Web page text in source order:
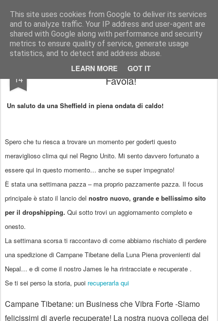
This site uses cookies from Google to deliver its services
and to analyze traffic. Your IP address and user-agent are
shared with Google along with performance and security
metrics to ensure quality of service, generate usage
statistics, and to detect and address abuse.
LEARN MORE GOT IT
AWGifts Italia
Home
14
Buchi, Ciotole e un Grande Lancio da
Favola!
Un saluto da una Sheffield in piena ondata di caldo!
Spero che tu riesca a trovare un momento per goderti questo
meraviglioso clima qui nel Regno Unito. Mi sento davvero fortunato a
essere qui in questo momento… anche se super impegnato!
È stata una settimana pazza – ma proprio pazzamente pazza. Il focus
principale è stato il lancio del nostro nuovo, grande e bellissimo sito
per il dropshipping. Qui sotto trovi un aggiornamento completo e
onesto.
La settimana scorsa ti raccontavo di come abbiamo rischiato di perdere
una spedizione di Campane Tibetane della Luna Piena provenienti dal
Nepal… e di come il nostro James le ha rintracciate e recuperate .
Se ti sei perso la storia, puoi recuperarla qui
Campane Tibetane: un Business che Vibra Forte -Siamo
felicissimi di averle recuperate! La nostra nuova collega dei